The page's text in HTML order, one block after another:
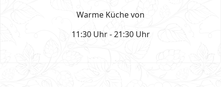
Warme Küche von
11:30 Uhr - 21:30 Uhr